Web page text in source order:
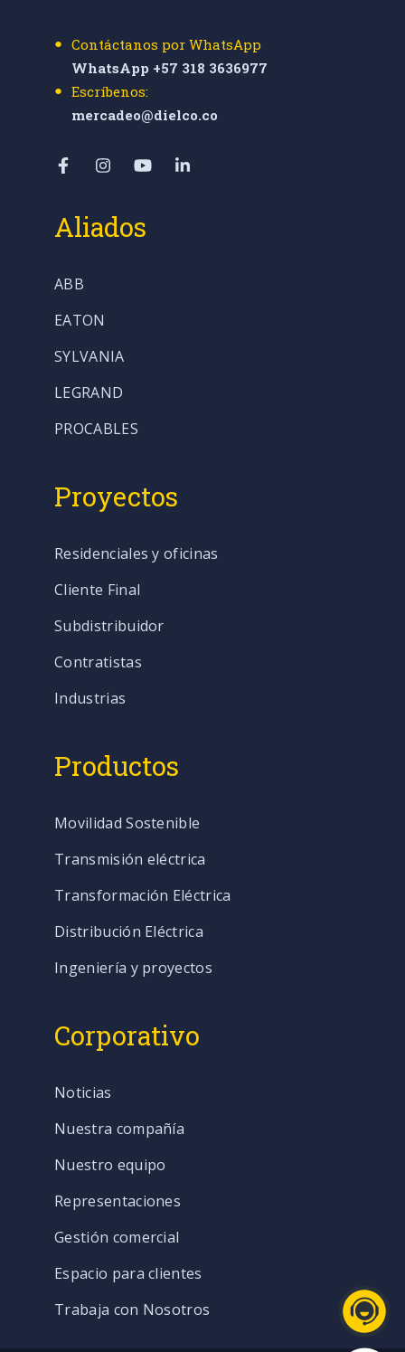
Contáctanos por WhatsApp
WhatsApp +57 318 3636977
Escríbenos:
mercadeo@dielco.co
Aliados
ABB
EATON
SYLVANIA
LEGRAND
PROCABLES
Proyectos
Residenciales y oficinas
Cliente Final
Subdistribuidor
Contratistas
Industrias
Productos
Movilidad Sostenible
Transmisión eléctrica
Transformación Eléctrica
Distribución Eléctrica
Ingeniería y proyectos
Corporativo
Noticias
Nuestra compañía
Nuestro equipo
Representaciones
Gestión comercial
Espacio para clientes
Trabaja con Nosotros